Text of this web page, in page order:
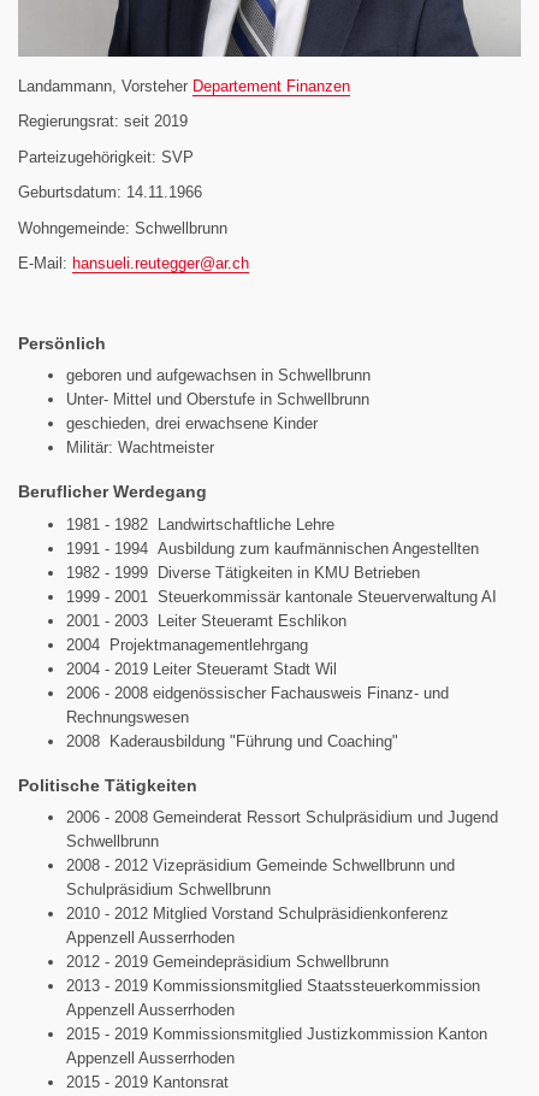
Landammann, Vorsteher Departement Finanzen
Regierungsrat: seit 2019
Parteizugehörigkeit: SVP
Geburtsdatum: 14.11.1966
Wohngemeinde: Schwellbrunn
E-Mail: hansueli.reutegger@ar.ch
Persönlich
geboren und aufgewachsen in Schwellbrunn
Unter- Mittel und Oberstufe in Schwellbrunn
geschieden, drei erwachsene Kinder
Militär: Wachtmeister
Beruflicher Werdegang
1981 - 1982 Landwirtschaftliche Lehre
1991 - 1994 Ausbildung zum kaufmännischen Angestellten
1982 - 1999 Diverse Tätigkeiten in KMU Betrieben
1999 - 2001 Steuerkommissär kantonale Steuerverwaltung AI
2001 - 2003 Leiter Steueramt Eschlikon
2004 Projektmanagementlehrgang
2004 - 2019 Leiter Steueramt Stadt Wil
2006 - 2008 eidgenössischer Fachausweis Finanz- und
Rechnungswesen
2008 Kaderausbildung "Führung und Coaching"
Politische Tätigkeiten
2006 - 2008 Gemeinderat Ressort Schulpräsidium und Jugend
Schwellbrunn
2008 - 2012 Vizepräsidium Gemeinde Schwellbrunn und
Schulpräsidium Schwellbrunn
2010 - 2012 Mitglied Vorstand Schulpräsidienkonferenz
Appenzell Ausserrhoden
2012 - 2019 Gemeindepräsidium Schwellbrunn
2013 - 2019 Kommissionsmitglied Staatssteuerkommission
Appenzell Ausserrhoden
2015 - 2019 Kommissionsmitglied Justizkommission Kanton
Appenzell Ausserrhoden
2015 - 2019 Kantonsrat